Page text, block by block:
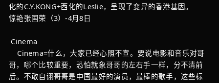
化的C.Y.KONG+西化的Leslie，呈现了变异的香港基因。
惊艳张国荣（3）-4月8日
Cinema
Cinema=什么，大家已经心照不宣。要说电影和音乐对哥
哥，哪个比较重要，恐怕就象哥哥的左右手一样，分不清前
后。不敢自诩哥哥是中国最好的演员，最棒的歌手，这些标